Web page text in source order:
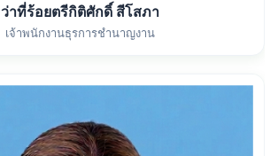
ว่าที่ร้อยตรีกิติศักดิ์ สีโสภา
เจ้าพนักงานธุรการชำนาญงาน